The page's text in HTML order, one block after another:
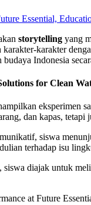
storytelling yang
karakter
Indonesia
for Clean
eksperimen
dan kapas,
siswa
terhadap isu
diajak untuk